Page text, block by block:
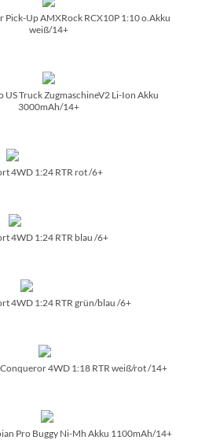
Pick-Up AMXRock RCX10P 1:10 o.Akku
weiß/­14+
US Truck ZugmaschineV2 Li-Ion Akku
3000mAh/­14+
4WD 1:24 RTR rot /­6+
4WD 1:24 RTR blau /­6+
4WD 1:24 RTR grün/­blau /­6+
4WD 1:18 RTR weiß/­rot /­14+
Pro Buggy Ni-Mh Akku 1100mAh/­14+